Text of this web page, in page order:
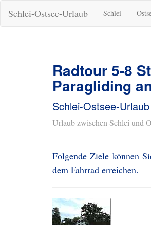
Schlei-Ostsee-Urlaub Schlei
Radtour 5-8
Paragliding
Schlei-Ostsee-Urlaub
Urlaub zwischen Schlei und
Folgende Ziele können
dem Fahrrad erreichen.